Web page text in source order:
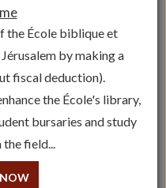
the École biblique et
by making a
fiscal deduction).
the École's library,
bursaries and study
the field...